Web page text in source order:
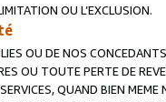
OU L’EXCLUSION.
OU DE NOS
OU TOUTE PERTE DE
QUAND BIEN